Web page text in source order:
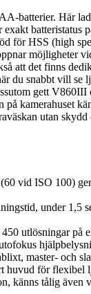
batterier. Här
batteristatus
för HSS (high
möjligheter
att det finns
du snabbt vill se
gett V860III
på kamerahuset
utan
vid ISO 100)
under 1,5
utlösningar på
master- och
huvud för flexibel
känns tålig även